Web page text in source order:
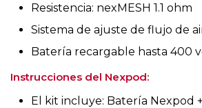
Resistencia: nexMESH 1.1 ohm
Sistema de ajuste de flujo de
Batería recargable hasta 400
Instrucciones del Nexpod:
El kit incluye: Batería Nexpod